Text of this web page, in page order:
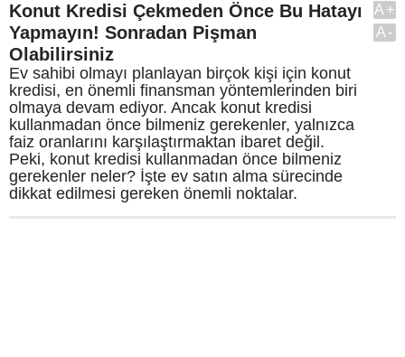
Konut Kredisi Çekmeden Önce Bu Hatayı
Yapmayın! Sonradan Pişman
Olabilirsiniz
Ev sahibi olmayı planlayan birçok kişi için konut
kredisi, en önemli finansman yöntemlerinden biri
olmaya devam ediyor. Ancak konut kredisi
kullanmadan önce bilmeniz gerekenler, yalnızca
faiz oranlarını karşılaştırmaktan ibaret değil.
Peki, konut kredisi kullanmadan önce bilmeniz
gerekenler neler? İşte ev satın alma sürecinde
dikkat edilmesi gereken önemli noktalar.
A+
A-